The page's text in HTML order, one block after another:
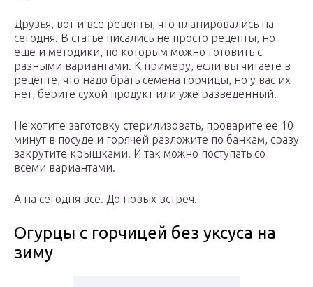
Друзья, вот и все рецепты, что планировались на
сегодня. В статье писались не просто рецепты, но
еще и методики, по которым можно готовить с
разными вариантами. К примеру, если вы читаете в
рецепте, что надо брать семена горчицы, но у вас их
нет, берите сухой продукт или уже разведенный.
Не хотите заготовку стерилизовать, проварите ее 10
минут в посуде и горячей разложите по банкам, сразу
закрутите крышками. И так можно поступать со
всеми вариантами.
А на сегодня все. До новых встреч.
Огурцы с горчицей без уксуса на
зиму